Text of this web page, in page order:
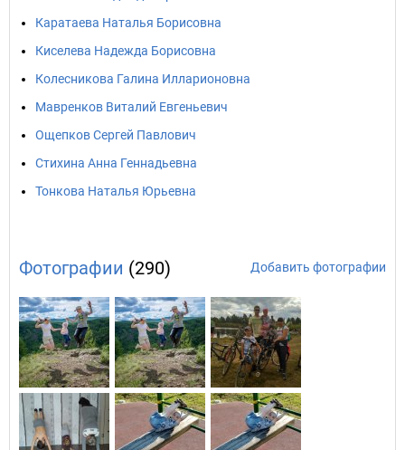
Каратаева Наталья Борисовна
Киселева Надежда Борисовна
Колесникова Галина Илларионовна
Мавренков Виталий Евгеньевич
Ощепков Сергей Павлович
Стихина Анна Геннадьевна
Тонкова Наталья Юрьевна
Фотографии (290) Добавить фотографии